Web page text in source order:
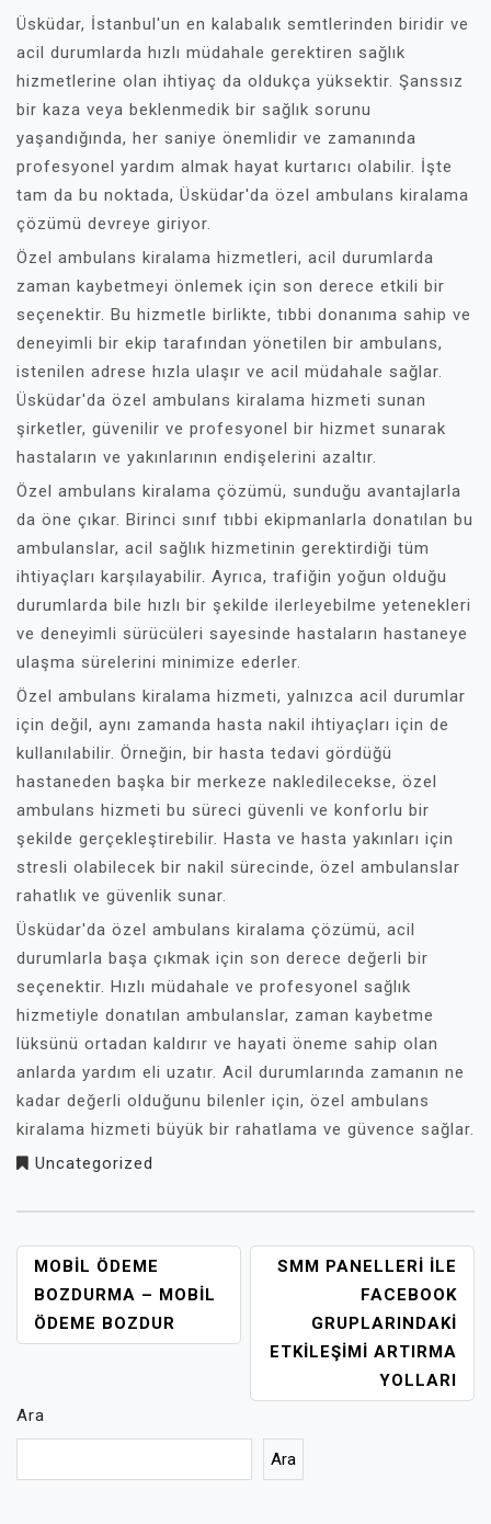
Üsküdar, İstanbul'un en kalabalık semtlerinden biridir ve
acil durumlarda hızlı müdahale gerektiren sağlık
hizmetlerine olan ihtiyaç da oldukça yüksektir. Şanssız
bir kaza veya beklenmedik bir sağlık sorunu
yaşandığında, her saniye önemlidir ve zamanında
profesyonel yardım almak hayat kurtarıcı olabilir. İşte
tam da bu noktada, Üsküdar'da özel ambulans kiralama
çözümü devreye giriyor.
Özel ambulans kiralama hizmetleri, acil durumlarda
zaman kaybetmeyi önlemek için son derece etkili bir
seçenektir. Bu hizmetle birlikte, tıbbi donanıma sahip ve
deneyimli bir ekip tarafından yönetilen bir ambulans,
istenilen adrese hızla ulaşır ve acil müdahale sağlar.
Üsküdar'da özel ambulans kiralama hizmeti sunan
şirketler, güvenilir ve profesyonel bir hizmet sunarak
hastaların ve yakınlarının endişelerini azaltır.
Özel ambulans kiralama çözümü, sunduğu avantajlarla
da öne çıkar. Birinci sınıf tıbbi ekipmanlarla donatılan bu
ambulanslar, acil sağlık hizmetinin gerektirdiği tüm
ihtiyaçları karşılayabilir. Ayrıca, trafiğin yoğun olduğu
durumlarda bile hızlı bir şekilde ilerleyebilme yetenekleri
ve deneyimli sürücüleri sayesinde hastaların hastaneye
ulaşma sürelerini minimize ederler.
Özel ambulans kiralama hizmeti, yalnızca acil durumlar
için değil, aynı zamanda hasta nakil ihtiyaçları için de
kullanılabilir. Örneğin, bir hasta tedavi gördüğü
hastaneden başka bir merkeze nakledilecekse, özel
ambulans hizmeti bu süreci güvenli ve konforlu bir
şekilde gerçekleştirebilir. Hasta ve hasta yakınları için
stresli olabilecek bir nakil sürecinde, özel ambulanslar
rahatlık ve güvenlik sunar.
Üsküdar'da özel ambulans kiralama çözümü, acil
durumlarla başa çıkmak için son derece değerli bir
seçenektir. Hızlı müdahale ve profesyonel sağlık
hizmetiyle donatılan ambulanslar, zaman kaybetme
lüksünü ortadan kaldırır ve hayati öneme sahip olan
anlarda yardım eli uzatır. Acil durumlarında zamanın ne
kadar değerli olduğunu bilenler için, özel ambulans
kiralama hizmeti büyük bir rahatlama ve güvence sağlar.
Uncategorized
YAZI
GEZINMESI
MOBIL ÖDEME
BOZDURMA – MOBIL
ÖDEME BOZDUR
SMM PANELLERI ILE
FACEBOOK
GRUPLARINDAKI
ETKILEŞIMI ARTIRMA
YOLLARI
Ara
Ara